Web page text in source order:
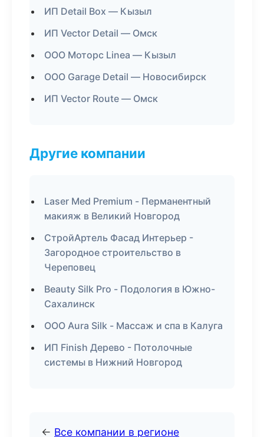
ИП Detail Box — Кызыл
ИП Vector Detail — Омск
ООО Моторс Linea — Кызыл
ООО Garage Detail — Новосибирск
ИП Vector Route — Омск
Другие компании
Laser Med Premium - Перманентный
макияж в Великий Новгород
СтройАртель Фасад Интерьер -
Загородное строительство в
Череповец
Beauty Silk Pro - Подология в Южно-
Сахалинск
ООО Aura Silk - Массаж и спа в Калуга
ИП Finish Дерево - Потолочные
системы в Нижний Новгород
← Все компании в регионе